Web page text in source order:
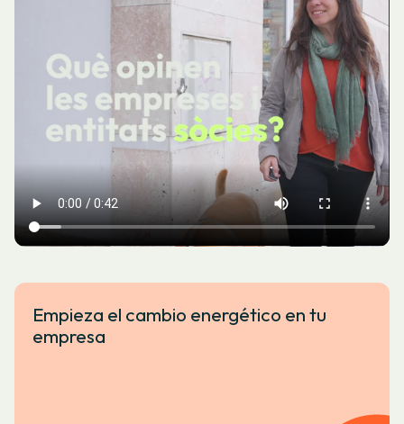
Empieza el cambio energético en tu
empresa